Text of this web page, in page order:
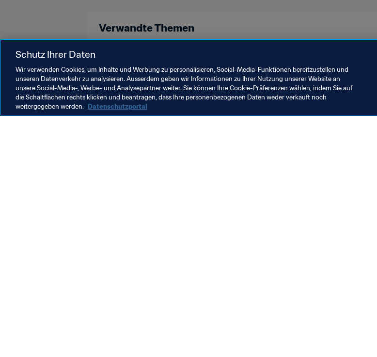
Verwandte Themen
Schutz Ihrer Daten
Wir verwenden Cookies, um Inhalte und Werbung zu personalisieren, Social-Media-Funktionen bereitzustellen und
unseren Datenverkehr zu analysieren. Ausserdem geben wir Informationen zu Ihrer Nutzung unserer Website an
unsere Social-Media-, Werbe- und Analysepartner weiter. Sie können Ihre Cookie-Präferenzen wählen, indem Sie auf
die Schaltflächen rechts klicken und beantragen, dass Ihre personenbezogenen Daten weder verkauft noch
weitergegeben werden. Datenschutzportal